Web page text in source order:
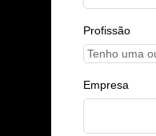
Profissão
Empresa